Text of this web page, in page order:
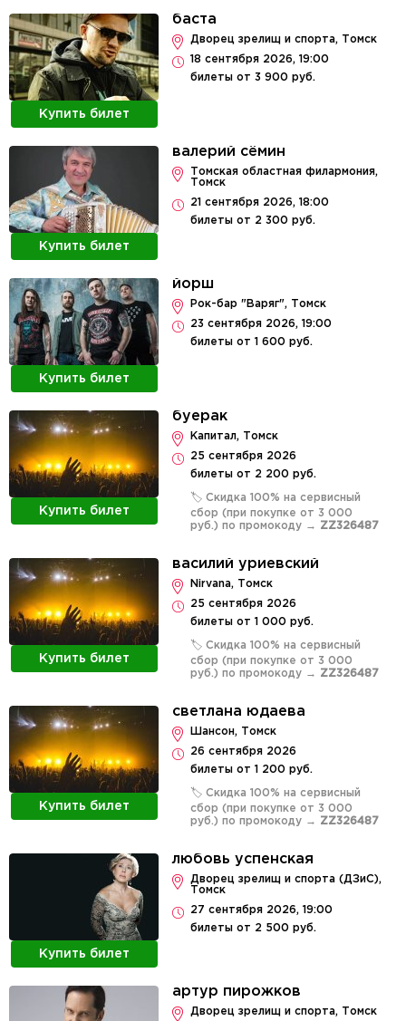
Купить билет
баста
Дворец зрелищ и спорта, Томск
18 сентября 2026, 19:00
билеты от 3 900 руб.
Купить билет
валерий сёмин
Томская областная филармония,
Томск
21 сентября 2026, 18:00
билеты от 2 300 руб.
Купить билет
йорш
Рок-бар "Варяг", Томск
23 сентября 2026, 19:00
билеты от 1 600 руб.
Купить билет
буерак
Капитал, Томск
25 сентября 2026
билеты от 2 200 руб.
🏷️ Скидка 100% на сервисный
сбор (при покупке от 3 000
руб.) по промокоду → ZZ326487
Купить билет
василий уриевский
Nirvana, Томск
25 сентября 2026
билеты от 1 000 руб.
🏷️ Скидка 100% на сервисный
сбор (при покупке от 3 000
руб.) по промокоду → ZZ326487
Купить билет
светлана юдаева
Шансон, Томск
26 сентября 2026
билеты от 1 200 руб.
🏷️ Скидка 100% на сервисный
сбор (при покупке от 3 000
руб.) по промокоду → ZZ326487
Купить билет
любовь успенская
Дворец зрелищ и спорта (ДЗиС),
Томск
27 сентября 2026, 19:00
билеты от 2 500 руб.
артур пирожков
Дворец зрелищ и спорта, Томск